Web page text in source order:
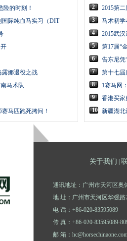
险的时刻！
际纯血马实习（DIT
露娜退役之战
马术队
马匹跑死拷问！
2
2015第
3
马术初学
4
2015武
5
第17届“
6
告东尼凭
7
第十七届
8
1赛马网
9
香港买家
10 新疆湖北
关于我们
通讯地址：广州市天河区奥
地 址：广州市天河区华强路
电 话：+86-020-83595089
传 真：+86-020-83595089-
邮 箱：